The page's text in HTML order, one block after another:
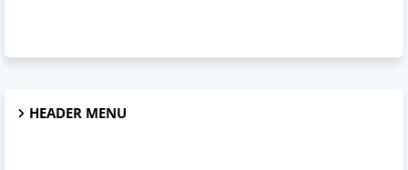
HEADER MENU